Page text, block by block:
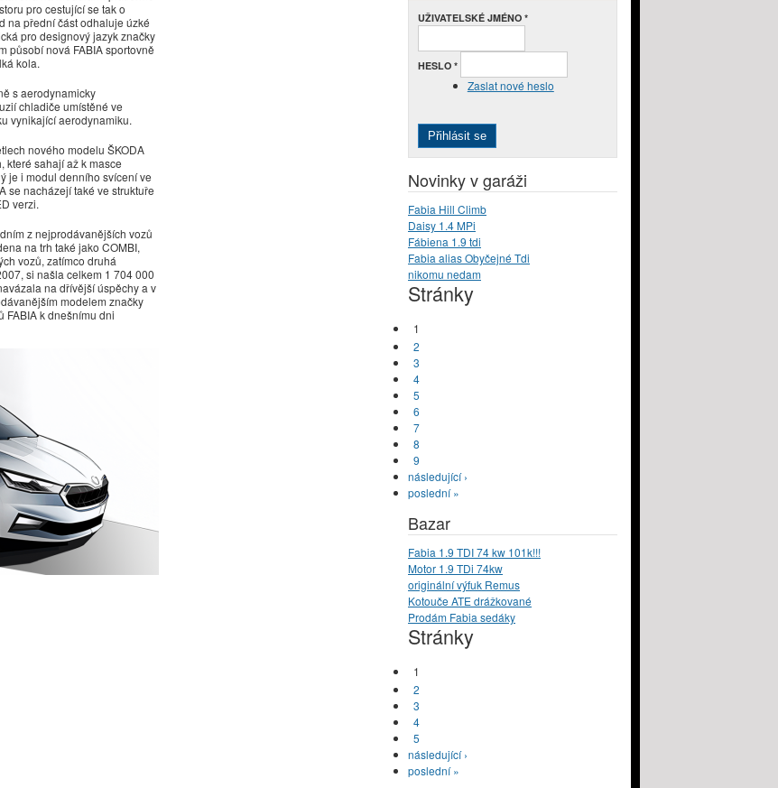
pro cestující se tak o
na přední část odhaluje úzké
pro designový jazyk značky
působí nová FABIA sportovně
kola.
s aerodynamicky
chladiče umístěné ve
vynikající aerodynamiku.
nového modelu ŠKODA
které sahají až k masce
je i modul denního svícení ve
se nacházejí také ve struktuře
verzi.
z nejprodávanějších vozů
na trh také jako COMBI,
vozů, zatímco druhá
si našla celkem 1 704 000
na dřívější úspěchy a v
modelem značky
FABIA k dnešnímu dni
UŽIVATELSKÉ JMÉNO *
HESLO *
Zaslat nové heslo
Novinky v garáži
Fabia Hill Climb
Daisy 1.4 MPi
Fábiena 1.9 tdi
Fabia alias Obyčejné Tdi
nikomu nedam
Stránky
1
2
3
4
5
6
7
8
9
následující ›
poslední »
Bazar
Fabia 1.9 TDI 74 kw 101k!!!
Motor 1.9 TDi 74kw
originální výfuk Remus
Kotouče ATE drážkované
Prodám Fabia sedáky
Stránky
1
2
3
4
5
následující ›
poslední »